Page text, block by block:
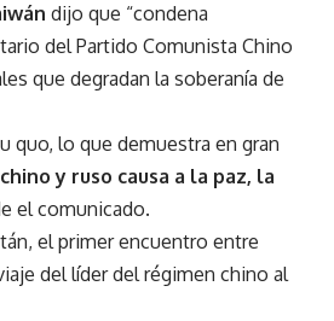
dijo que “condena
del Partido Comunista Chino
que degradan la soberanía de
quo, lo que demuestra en gran
y ruso causa a la paz, la
el comunicado.
el primer encuentro entre
del líder del régimen chino al